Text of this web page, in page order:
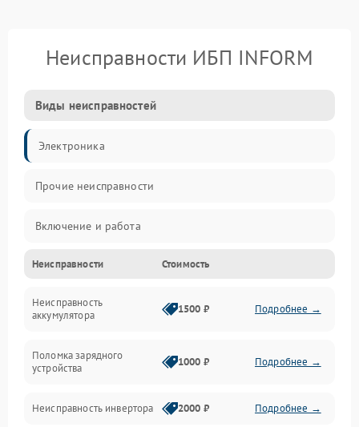
Неисправности ИБП INFORM
Виды неисправностей
Электроника
Прочие неисправности
Включение и работа
Работа с нагрузкой
Звук и индикация
Неисправности Стоимость
Неисправность
аккумулятора
1500 ₽ Подробнее →
Поломка зарядного
устройства
1000 ₽ Подробнее →
Неисправность инвертора 2000 ₽ Подробнее →